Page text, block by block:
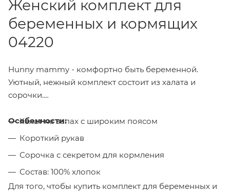
Женский комплект для
беременных и кормящих
04220
Hunny mammy - комфортно быть беременной.
Уютный, нежный комплект состоит из халата и
сорочки.
Особенности:
Халат на запах с широким поясом
Короткий рукав
Сорочка с секретом для кормления
Состав: 100% хлопок
Для того, чтобы купить комплект для беременных и